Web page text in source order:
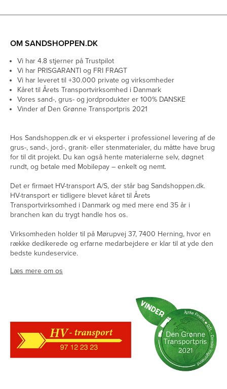
OM SANDSHOPPEN.DK
Vi har 4.8 stjerner på Trustpilot
Vi har PRISGARANTI og FRI FRAGT
Vi har leveret til +30.000 private og virksomheder
Kåret til Årets Transportvirksomhed i Danmark
Vores sand-, grus- og jordprodukter er 100% DANSKE
Vinder af Den Grønne Transportpris 2021
Hos Sandshoppen.dk er vi eksperter i professionel levering af de
grus-, sand-, jord-, granit- eller stenmaterialer, du måtte have brug
for til dit projekt. Du kan også hente materialerne selv, døgnet
rundt, og betale med Mobilepay – enkelt og nemt.
Det er firmaet HV-transport A/S, der står bag Sandshoppen.dk.
HV-transport er tidligere blevet kåret til Årets
Transportvirksomhed i Danmark og med mere end 35 år i
branchen kan du trygt handle hos os.
Virksomheden holder til på Mørupvej 37, 7400 Herning, hvor en
række dedikerede og erfarne medarbejdere er klar til at yde den
bedste kundeservice.
Læs mere om os